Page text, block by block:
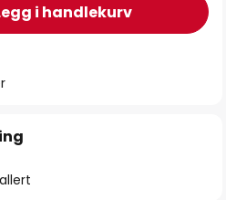
i handlekurv